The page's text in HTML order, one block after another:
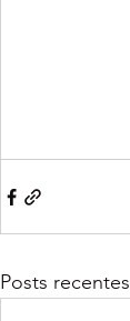
Posts recentes